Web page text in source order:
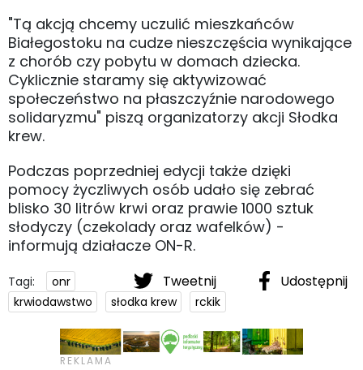
"Tą akcją chcemy uczulić mieszkańców
Białegostoku na cudze nieszczęścia wynikające
z chorób czy pobytu w domach dziecka.
Cyklicznie staramy się aktywizować
społeczeństwo na płaszczyźnie narodowego
solidaryzmu" piszą organizatorzy akcji Słodka
krew.
Podczas poprzedniej edycji także dzięki
pomocy życzliwych osób udało się zebrać
blisko 30 litrów krwi oraz prawie 1000 sztuk
słodyczy (czekolady oraz wafelków) -
informują działacze ON-R.
Tweetnij Udostępnij
Tagi:
onr
krwiodawstwo
słodka krew rckik